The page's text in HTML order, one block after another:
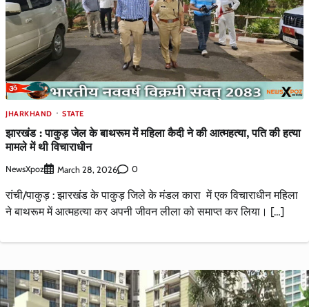
JHARKHAND STATE
झारखंड : पाकुड़ जेल के बाथरूम में महिला कैदी ने की आत्महत्या, पति की हत्या
मामले में थी विचाराधीन
NewsXpoz March 28, 2026 0
रांची/पाकुड़ : झारखंड के पाकुड़ जिले के मंडल कारा में एक विचाराधीन महिला
ने बाथरूम में आत्महत्या कर अपनी जीवन लीला को समाप्त कर लिया। […]